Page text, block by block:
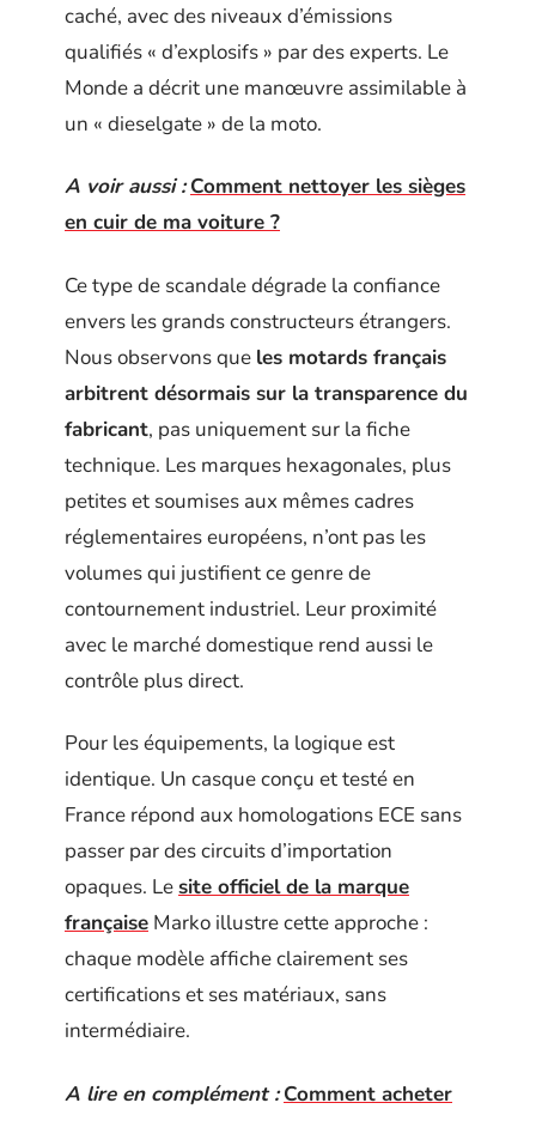
caché, avec des niveaux d’émissions
qualifiés « d’explosifs » par des experts. Le
Monde a décrit une manœuvre assimilable à
un « dieselgate » de la moto.
A voir aussi : Comment nettoyer les sièges
en cuir de ma voiture ?
Ce type de scandale dégrade la confiance
envers les grands constructeurs étrangers.
Nous observons que les motards français
arbitrent désormais sur la transparence du
fabricant, pas uniquement sur la fiche
technique. Les marques hexagonales, plus
petites et soumises aux mêmes cadres
réglementaires européens, n’ont pas les
volumes qui justifient ce genre de
contournement industriel. Leur proximité
avec le marché domestique rend aussi le
contrôle plus direct.
Pour les équipements, la logique est
identique. Un casque conçu et testé en
France répond aux homologations ECE sans
passer par des circuits d’importation
opaques. Lesite officiel de la marque
française Marko illustre cette approche :
chaque modèle affiche clairement ses
certifications et ses matériaux, sans
intermédiaire.
A lire en complément : Comment acheter